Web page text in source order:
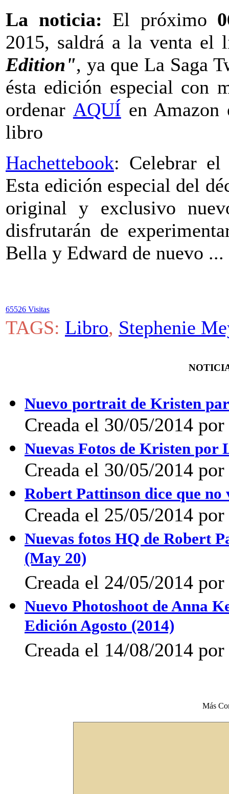
La noticia: El próximo
2015, saldrá a la venta el
Edition", ya que La Saga
ésta edición especial con
ordenar AQUÍ en
libro
Hachettebook: Celebrar el
Esta edición especial del
original y exclusivo
disfrutarán de
Bella y Edward de nuevo
65526 Visitas
TAGS: Libro, Stephenie
Nuevo portrait de Kristen
Creada el 30/05/2014
Nuevas Fotos de Kristen por
Creada el 30/05/2014
Robert Pattinson dice que
Creada el 25/05/2014
Nuevas fotos HQ de Robert
(May 20)
Creada el 24/05/2014
Nuevo Photoshoot de Anna
Edición Agosto (2014)
Creada el 14/08/2014
Más